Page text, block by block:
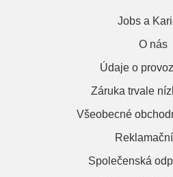
Jobs a
O nás
Údaje o
Záruka trvale
Všeobecné
Společenská